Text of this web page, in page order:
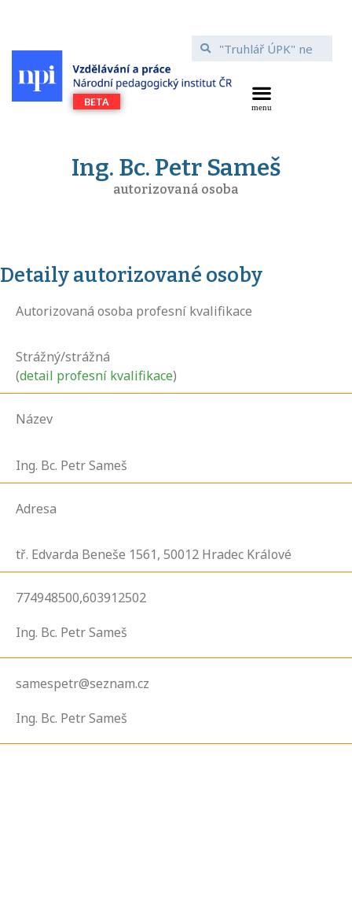
Ing. Bc. Petr Sameš
autorizovaná osoba
Detaily autorizované osoby
Autorizovaná osoba profesní kvalifikace
Strážný/strážná
(detail profesní kvalifikace)
Název
Ing. Bc. Petr Sameš
Adresa
tř. Edvarda Beneše 1561, 50012 Hradec Králové
774948500,603912502
Ing. Bc. Petr Sameš
samespetr@seznam.cz
Ing. Bc. Petr Sameš